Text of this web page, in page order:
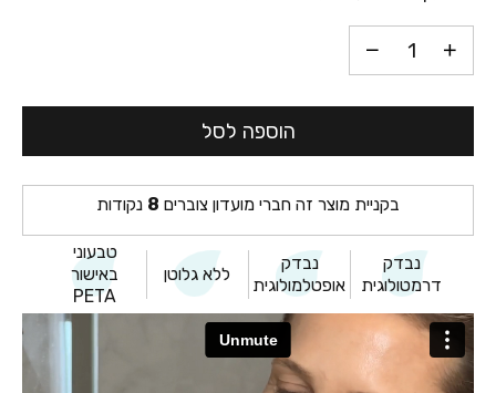
הוספה לסל
בקניית מוצר זה חברי מועדון צוברים 8 נקודות
נבדק
דרמטולוגית
נבדק
אופטלמולוגית
ללא גלוטן
טבעוני
באישור
PETA